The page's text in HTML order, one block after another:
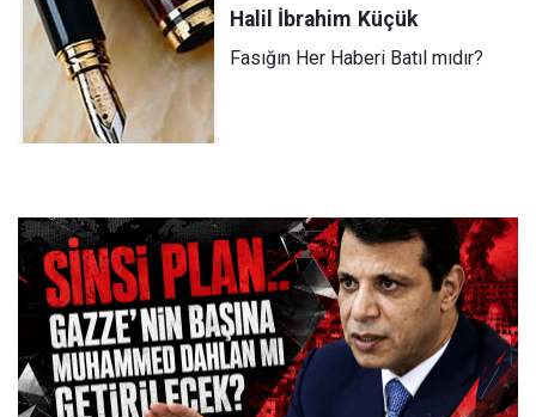
Halil İbrahim Küçük
Fasığın Her Haberi Batıl mıdır?